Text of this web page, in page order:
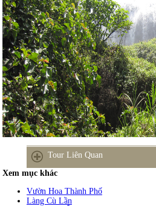
Tour Liên Quan
Xem mục khác
Vườn Hoa Thành Phố
Làng Cù Lần